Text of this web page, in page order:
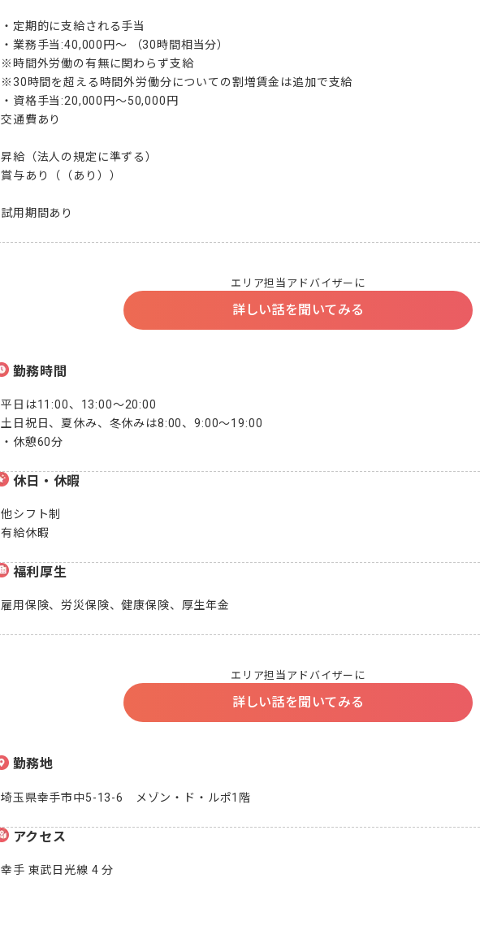
・定期的に支給される手当
・業務手当:40,000円〜 （30時間相当分）
※時間外労働の有無に関わらず支給
※30時間を超える時間外労働分についての割増賃金は追加で支給
・資格手当:20,000円〜50,000円
交通費あり
昇給（法人の規定に準ずる）
賞与あり（（あり））
試用期間あり
エリア担当アドバイザーに
詳しい話を聞いてみる
勤務時間
平日は11:00、13:00〜20:00
土日祝日、夏休み、冬休みは8:00、9:00〜19:00
・休憩60分
休日・休暇
他シフト制
有給休暇
福利厚生
雇用保険、労災保険、健康保険、厚生年金
エリア担当アドバイザーに
詳しい話を聞いてみる
勤務地
埼玉県幸手市中5-13-6　メゾン・ド・ルポ1階
アクセス
幸手 東武日光線 4 分